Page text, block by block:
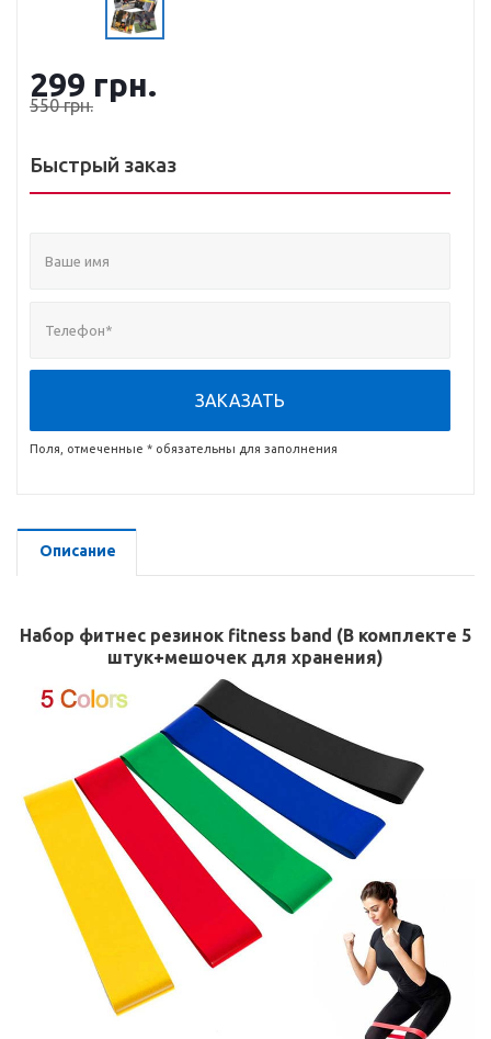
299 грн.
550грн.
Быстрый заказ
ЗАКАЗАТЬ
Поля, отмеченные * обязательны для заполнения
Описание
Набор фитнес резинок fitness band (В комплекте 5
штук+мешочек для хранения)